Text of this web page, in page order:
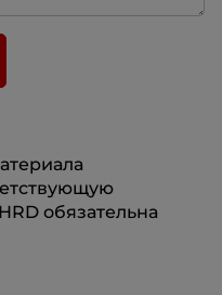
обязательна